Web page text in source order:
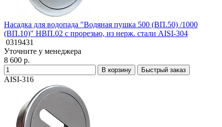
Насадка для водопада "Водяная пушка 500 (ВП.50) /1000
(ВП.10)" НВП.02 с прорезью, из нерж. стали AISI-304
0319431
Уточните у менеджера
8 600 р.
В корзину Быстрый заказ
AISI-316